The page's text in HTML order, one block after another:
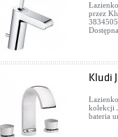
przez
Kludi
kolekcji
bateria